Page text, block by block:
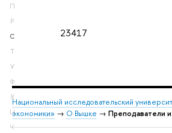
П
Р
С
Т
У
Ф
Х
Ц
Ч
23417
Национальный исследовательский
экономики» → О Вышке → Преподаватели